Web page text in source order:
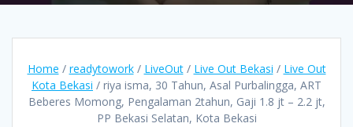
Home / readytowork/ LiveOut/ Live Out Bekasi / Live Out
Kota Bekasi / riya isma, 30 Tahun, Asal Purbalingga, ART
Beberes Momong, Pengalaman 2tahun, Gaji 1.8 jt – 2.2 jt,
PP Bekasi Selatan, Kota Bekasi